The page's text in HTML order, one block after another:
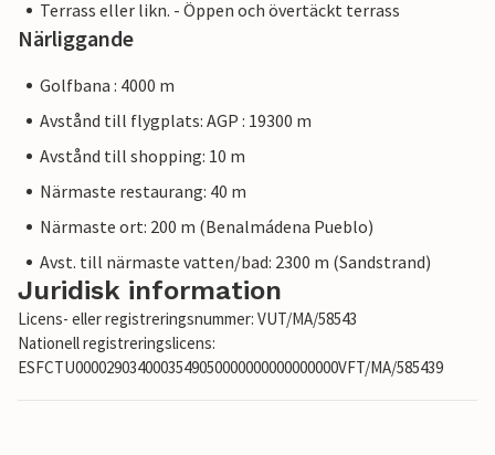
Terrass eller likn. - Öppen och övertäckt terrass
Närliggande
Golfbana : 4000 m
Avstånd till flygplats: AGP : 19300 m
Avstånd till shopping: 10 m
Närmaste restaurang: 40 m
Närmaste ort: 200 m (Benalmádena Pueblo)
Avst. till närmaste vatten/bad: 2300 m (Sandstrand)
Juridisk information
Licens- eller registreringsnummer: VUT/MA/58543
Nationell registreringslicens:
ESFCTU0000290340003549050000000000000000VFT/MA/585439